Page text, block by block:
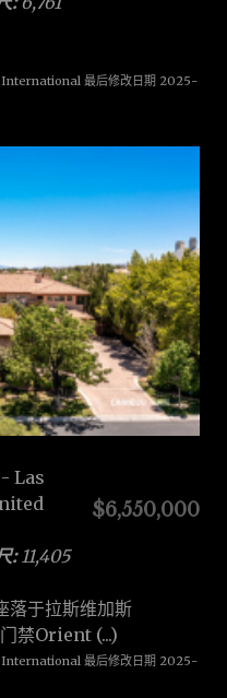
最后修改日期 2025-
$6,550,000
- Las
:11,405
落于拉斯维加斯
禁Orient (...)
最后修改日期 2025-